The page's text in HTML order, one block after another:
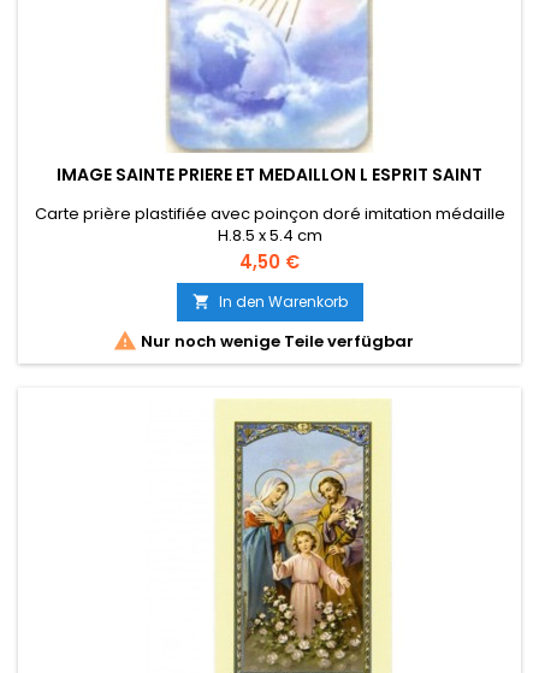
IMAGE SAINTE PRIERE ET MEDAILLON L ESPRIT SAINT
Carte prière plastifiée avec poinçon doré imitation médaille
H.8.5 x 5.4 cm
Référence : 20007 - Code barre : 0000000200073
Preis
4,50 €
 In den Warenkorb
 Nur noch wenige Teile verfügbar